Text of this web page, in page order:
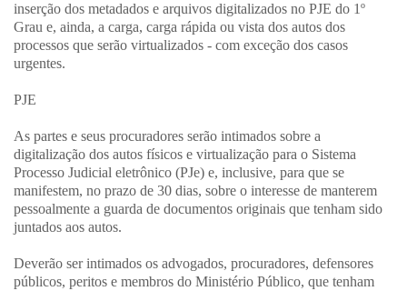
inserção dos metadados e arquivos digitalizados no PJE do 1º
Grau e, ainda, a carga, carga rápida ou vista dos autos dos
processos que serão virtualizados - com exceção dos casos
urgentes.
PJE
As partes e seus procuradores serão intimados sobre a
digitalização dos autos físicos e virtualização para o Sistema
Processo Judicial eletrônico (PJe) e, inclusive, para que se
manifestem, no prazo de 30 dias, sobre o interesse de manterem
pessoalmente a guarda de documentos originais que tenham sido
juntados aos autos.
Deverão ser intimados os advogados, procuradores, defensores
públicos, peritos e membros do Ministério Público, que tenham